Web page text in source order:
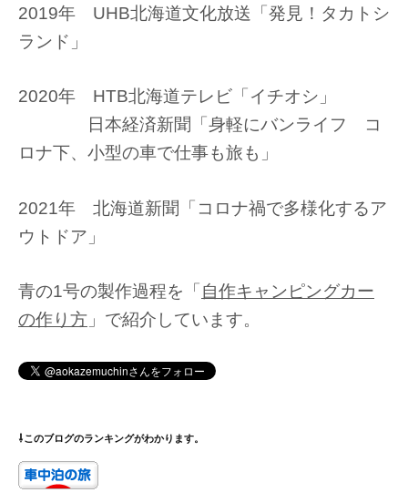
2019年 UHB北海道文化放送「発見！タカトシ
ランド」
2020年 HTB北海道テレビ「イチオシ」
日本経済新聞「身軽にバンライフ コ
ロナ下、小型の車で仕事も旅も」
2021年 北海道新聞「コロナ禍で多様化するア
ウトドア」
青の1号の製作過程を「自作キャンピングカー
の作り方 」で紹介しています。
⇩このブログのランキングがわかります。